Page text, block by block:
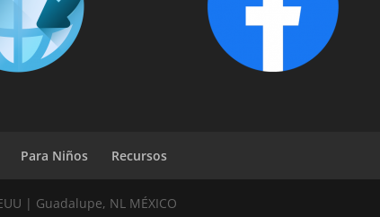
Para Niños Recursos
| Guadalupe, NL MÉXICO